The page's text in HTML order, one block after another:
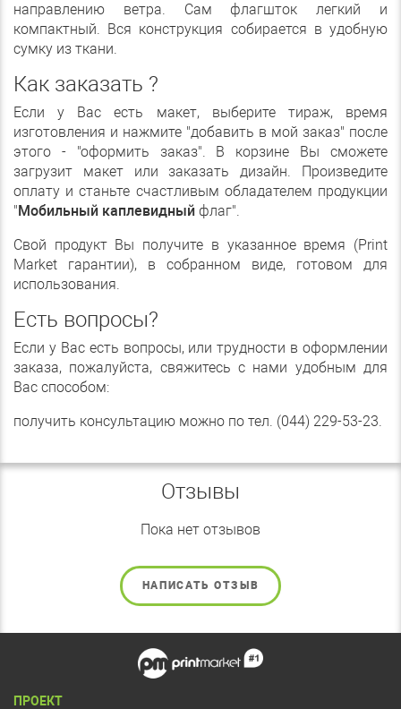
направлению ветра. Сам флагшток легкий и
компактный. Вся конструкция собирается в удобную
сумку из ткани.
Как заказать ?
Если у Вас есть макет, выберите тираж, время
изготовления и нажмите "добавить в мой заказ" после
этого - "оформить заказ". В корзине Вы сможете
загрузит макет или заказать дизайн. Произведите
оплату и станьте счастливым обладателем продукции
" Мобильный каплевидный флаг".
Свой продукт Вы получите в указанное время (Print
Market гарантии), в собранном виде, готовом для
использования.
Есть вопросы?
Если у Вас есть вопросы, или трудности в оформлении
заказа, пожалуйста, свяжитесь с нами удобным для
Вас способом:
получить консультацию можно по тел. (044) 229-53-23.
Отзывы
Пока нет отзывов
НАПИСАТЬ ОТЗЫВ
ПРОЕКТ